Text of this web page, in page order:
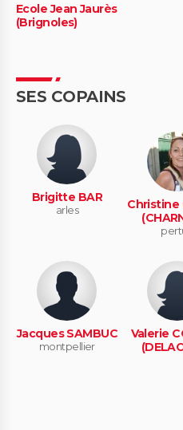
Ecole Jean Jaurès
(Brignoles)
SES COPAINS
Brigitte BAR
arles
Christine
Jacques SAMBUC
montpellier
Valerie